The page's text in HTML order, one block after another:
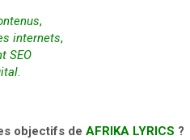
,
internets,
SEO
.
objectifs de AFRIKA LYRICS ?